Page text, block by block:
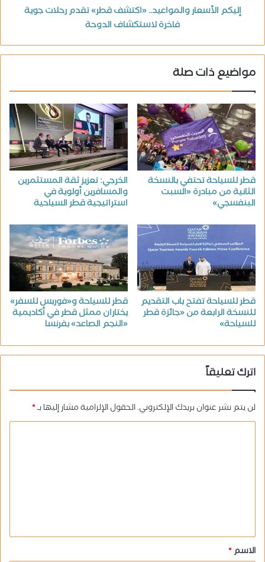
إليكم الأسعار والمواعيد.. «اكتشف قطر» تقدم رحلات جوية
فاخرة لاستكشاف الدوحة
مواضيع ذات صلة
قطر للسياحة تحتفي بالنسخة
الثانية من مبادرة «السبت
البنفسجي»
الخرجي: تعزيز ثقة المستثمرين
والمسافرين أولوية في
استراتيجية قطر السياحية
قطر للسياحة تفتح باب التقديم
للنسخة الرابعة من «جائزة قطر
للسياحة»
قطر للسياحة و«فوربس للسفر»
يختاران ممثل قطر في أكاديمية
«النجم الصاعد» بفرنسا
اترك تعليقاً
لن يتم نشر عنوان بريدك الإلكتروني.الحقول الإلزامية مشار إليها بـ*
ق
*
الاسم*